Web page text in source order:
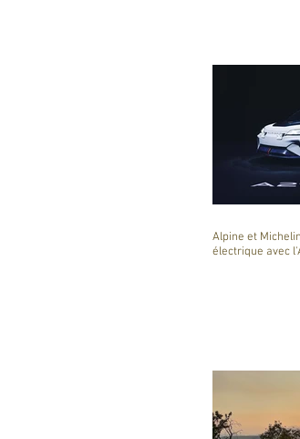
Alpine et
électrique avec